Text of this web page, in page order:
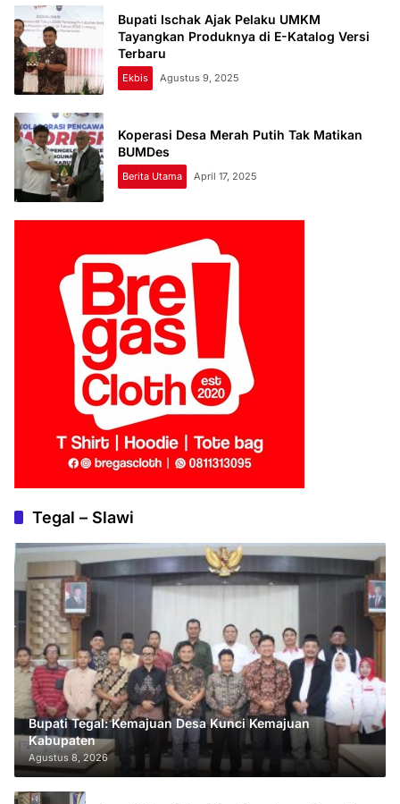
Bupati Ischak Ajak Pelaku UMKM
Tayangkan Produknya di E-Katalog Versi
Terbaru
Ekbis Agustus 9, 2025
Koperasi Desa Merah Putih Tak Matikan
BUMDes
Berita Utama April 17, 2025
Tegal – Slawi
Bupati Tegal: Kemajuan Desa Kunci Kemajuan
Kabupaten
Agustus 8, 2026